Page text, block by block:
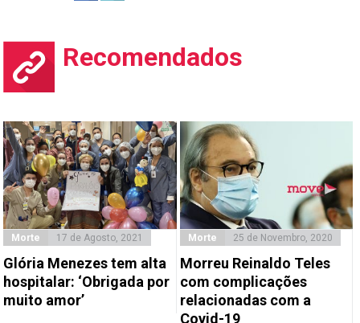
Recomendados
Morte 17 de Agosto, 2021
Glória Menezes tem alta
hospitalar: ‘Obrigada por
muito amor’
Morte 25 de Novembro, 2020
Morreu Reinaldo Teles
com complicações
relacionadas com a
Covid-19